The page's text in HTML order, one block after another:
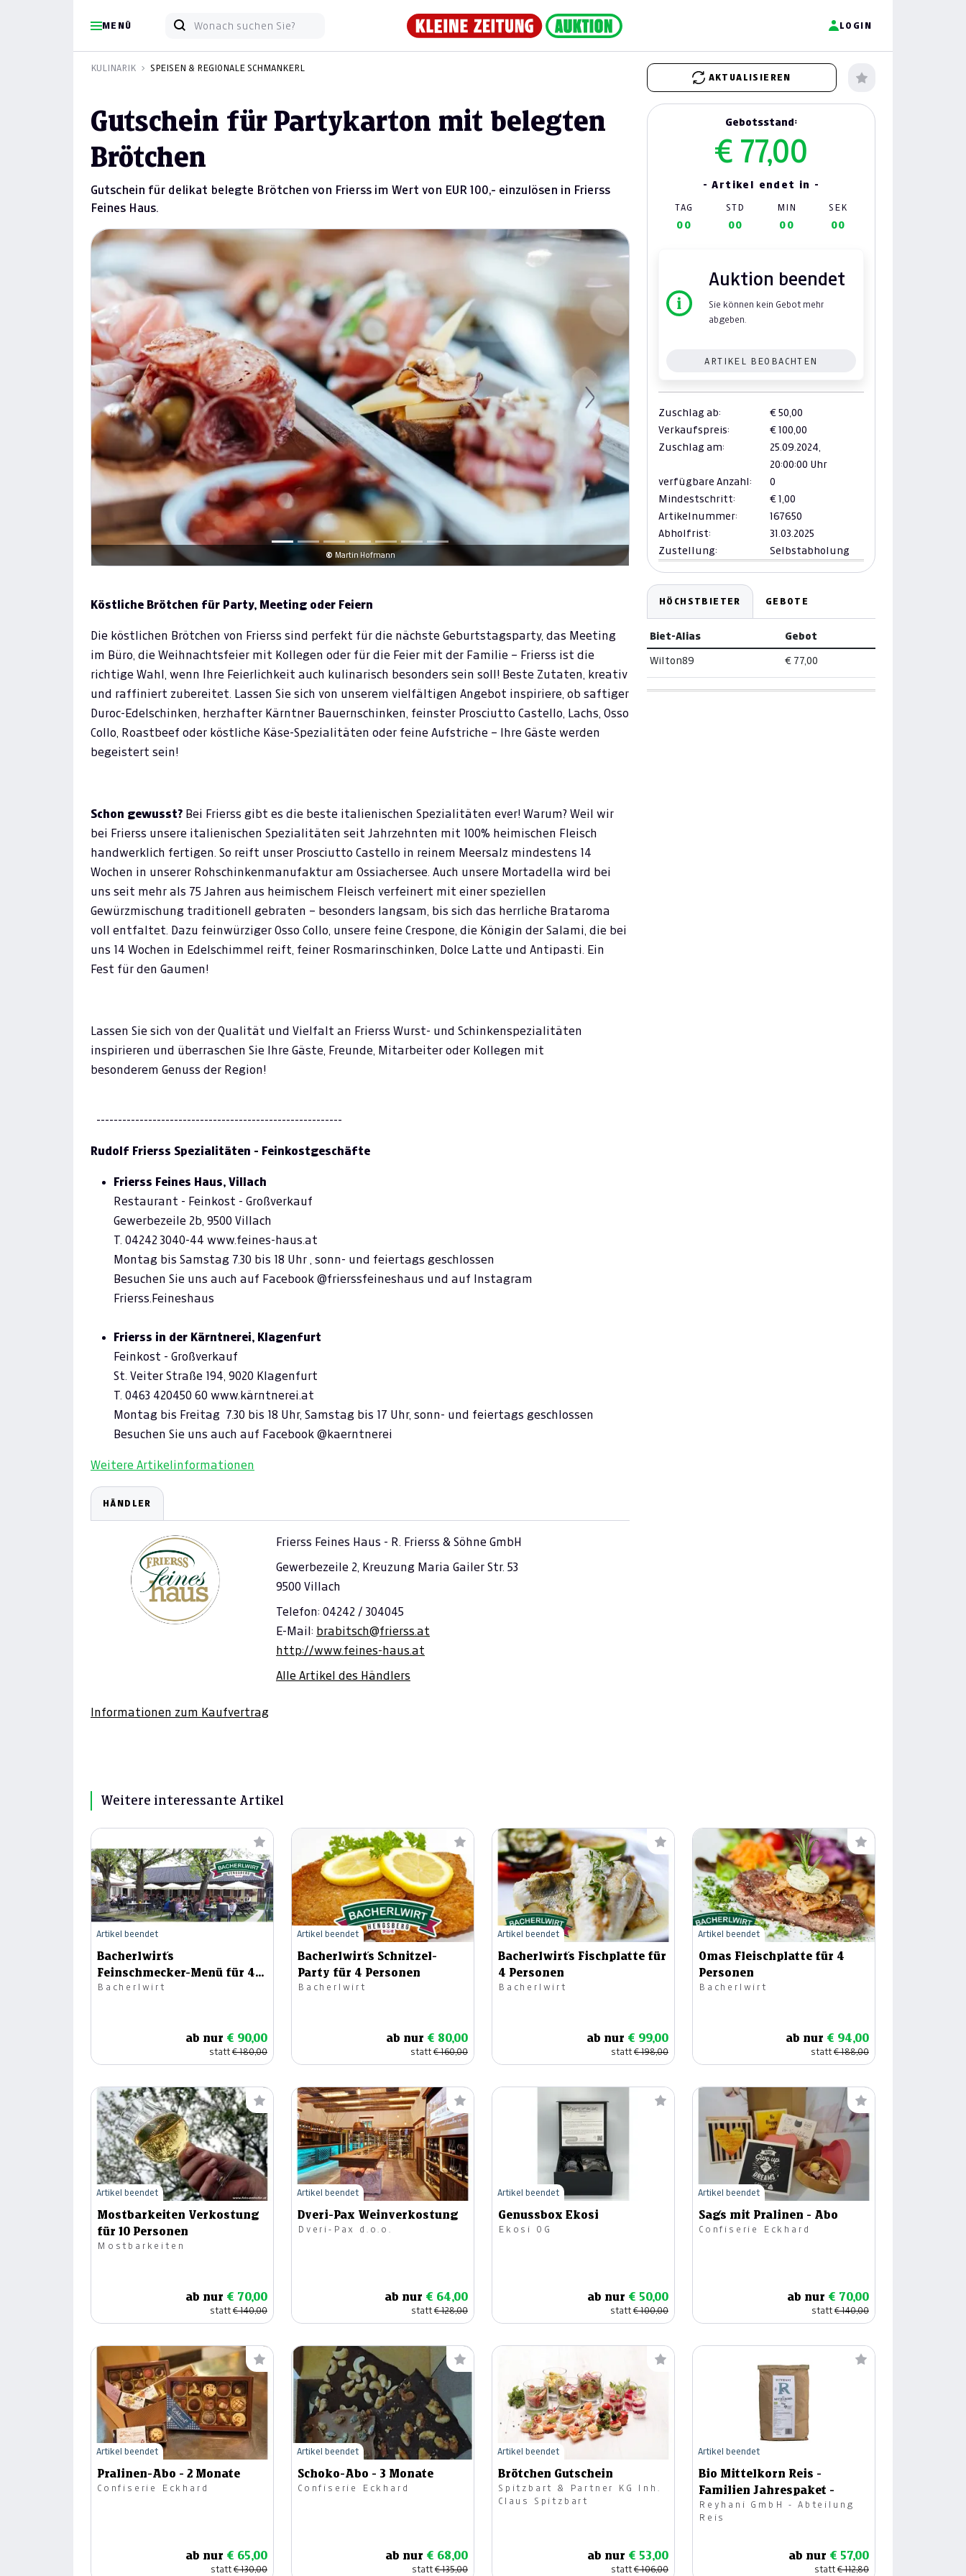
MENÜ LOGIN
KULINARIK
SPEISEN & REGIONALE SCHMANKERL
AKTUALISIEREN
Gutschein für Partykarton mit belegten
Brötchen
Gutschein für delikat belegte Brötchen von Frierss im Wert von EUR 100,- einzulösen in Frierss
Feines Haus.
© Martin Hofmann
Previous Next
Köstliche Brötchen für Party, Meeting oder Feiern
Die köstlichen Brötchen von Frierss sind perfekt für die nächste Geburtstagsparty, das Meeting
im Büro, die Weihnachtsfeier mit Kollegen oder für die Feier mit der Familie – Frierss ist die
richtige Wahl, wenn Ihre Feierlichkeit auch kulinarisch besonders sein soll! Beste Zutaten, kreativ
und raffiniert zubereitet. Lassen Sie sich von unserem vielfältigen Angebot inspiriere, ob saftiger
Duroc-Edelschinken, herzhafter Kärntner Bauernschinken, feinster Prosciutto Castello, Lachs, Osso
Collo, Roastbeef oder köstliche Käse-Spezialitäten oder feine Aufstriche – Ihre Gäste werden
begeistert sein!
Schon gewusst? Bei Frierss gibt es die beste italienischen Spezialitäten ever! Warum? Weil wir
bei Frierss unsere italienischen Spezialitäten seit Jahrzehnten mit 100% heimischen Fleisch
handwerklich fertigen. So reift unser Prosciutto Castello in reinem Meersalz mindestens 14
Wochen in unserer Rohschinkenmanufaktur am Ossiachersee. Auch unsere Mortadella wird bei
uns seit mehr als 75 Jahren aus heimischem Fleisch verfeinert mit einer speziellen
Gewürzmischung traditionell gebraten – besonders langsam, bis sich das herrliche Brataroma
voll entfaltet. Dazu feinwürziger Osso Collo, unsere feine Crespone, die Königin der Salami, die bei
uns 14 Wochen in Edelschimmel reift, feiner Rosmarinschinken, Dolce Latte und Antipasti. Ein
Fest für den Gaumen!
Lassen Sie sich von der Qualität und Vielfalt an Frierss Wurst- und Schinkenspezialitäten
inspirieren und überraschen Sie Ihre Gäste, Freunde, Mitarbeiter oder Kollegen mit
besonderem Genuss der Region!
---------------------------------------------------------
Rudolf Frierss Spezialitäten - Feinkostgeschäfte
Frierss Feines Haus, Villach
Restaurant - Feinkost - Großverkauf
Gewerbezeile 2b, 9500 Villach
T. 04242 3040-44 www.feines-haus.at
Montag bis Samstag 7.30 bis 18 Uhr , sonn- und feiertags geschlossen
Besuchen Sie uns auch auf Facebook @frierssfeineshaus und auf Instagram
Frierss.Feineshaus
Frierss in der Kärntnerei, Klagenfurt
Feinkost - Großverkauf
St. Veiter Straße 194, 9020 Klagenfurt
T. 0463 420450 60 www.kärntnerei.at
Montag bis Freitag 7.30 bis 18 Uhr, Samstag bis 17 Uhr, sonn- und feiertags geschlossen
Besuchen Sie uns auch auf Facebook @kaerntnerei
Weitere Artikelinformationen
HÄNDLER
Frierss Feines Haus - R. Frierss & Söhne GmbH
Gewerbezeile 2, Kreuzung Maria Gailer Str. 53
9500 Villach
Telefon: 04242 / 304045
E-Mail: brabitsch@frierss.at
http://www.feines-haus.at
Alle Artikel des Händlers
Informationen zum Kaufvertrag
Gebotsstand:
€ 77,00
- Artikel endet in -
TAG STD MIN SEK
00 00 00 00
Auktion beendet
Sie können kein Gebot mehr
abgeben.
ARTIKEL BEOBACHTEN
Zuschlag ab:
€ 50,00
Verkaufspreis:
€ 100,00
Zuschlag am:
25.09.2024,
20:00:00 Uhr
verfügbare Anzahl:
0
Mindestschritt:
€ 1,00
Artikelnummer:
167650
Abholfrist:
31.03.2025
Zustellung:
Selbstabholung
HÖCHSTBIETER GEBOTE
Biet-Alias Gebot
Wilton89 € 77,00
Weitere interessante Artikel
Bacherlwirt´s
Feinschmecker-Menü für 4
Personen
Bacherlwirt
ab nur € 90,00
statt€ 180,00
Artikel beendet
Bacherlwirt´s Schnitzel-
Party für 4 Personen
Bacherlwirt
ab nur € 80,00
statt€ 160,00
Artikel beendet
Bacherlwirt´s Fischplatte für
4 Personen
Bacherlwirt
ab nur € 99,00
statt€ 198,00
Artikel beendet
Omas Fleischplatte für 4
Personen
Bacherlwirt
ab nur € 94,00
statt€ 188,00
Artikel beendet
Mostbarkeiten Verkostung
für 10 Personen
Mostbarkeiten
ab nur € 70,00
statt€ 140,00
Artikel beendet
Dveri-Pax Weinverkostung
Dveri-Pax d.o.o.
ab nur € 64,00
statt€ 128,00
Artikel beendet
Genussbox Ekosi
Ekosi OG
ab nur € 50,00
statt€ 100,00
Artikel beendet
Sag´s mit Pralinen - Abo
Confiserie Eckhard
ab nur € 70,00
statt€ 140,00
Artikel beendet
Pralinen-Abo - 2 Monate
Confiserie Eckhard
ab nur € 65,00
statt€ 130,00
Artikel beendet
Schoko-Abo - 3 Monate
Confiserie Eckhard
ab nur € 68,00
statt€ 135,00
Artikel beendet
Brötchen Gutschein
Spitzbart & Partner KG Inh.
Claus Spitzbart
ab nur € 53,00
statt€ 106,00
Artikel beendet
Bio Mittelkorn Reis -
Familien Jahrespaket -
Reyhani GmbH - Abteilung
Reis
ab nur € 57,00
statt€ 112,80
Artikel beendet